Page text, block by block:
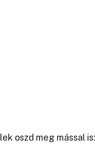
oszd meg mással is: